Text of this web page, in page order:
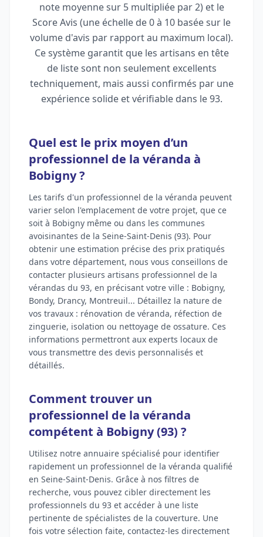
note moyenne sur 5 multipliée par 2) et le
Score Avis (une échelle de 0 à 10 basée sur le
volume d'avis par rapport au maximum local).
Ce système garantit que les artisans en tête
de liste sont non seulement excellents
techniquement, mais aussi confirmés par une
expérience solide et vérifiable dans le 93.
Quel est le prix moyen d’un
professionnel de la véranda à
Bobigny ?
Les tarifs d'un professionnel de la véranda peuvent
varier selon l'emplacement de votre projet, que ce
soit à Bobigny même ou dans les communes
avoisinantes de la Seine-Saint-Denis (93). Pour
obtenir une estimation précise des prix pratiqués
dans votre département, nous vous conseillons de
contacter plusieurs artisans professionnel de la
vérandas du 93, en précisant votre ville : Bobigny,
Bondy, Drancy, Montreuil... Détaillez la nature de
vos travaux : rénovation de véranda, réfection de
zinguerie, isolation ou nettoyage de ossature. Ces
informations permettront aux experts locaux de
vous transmettre des devis personnalisés et
détaillés.
Comment trouver un
professionnel de la véranda
compétent à Bobigny (93) ?
Utilisez notre annuaire spécialisé pour identifier
rapidement un professionnel de la véranda qualifié
en Seine-Saint-Denis. Grâce à nos filtres de
recherche, vous pouvez cibler directement les
professionnels du 93 et accéder à une liste
pertinente de spécialistes de la couverture. Une
fois votre sélection faite, contactez-les directement